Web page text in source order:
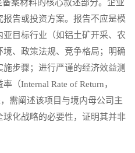
案材料的核心叙述部分。企业
告或投资方案。报告不应是模
目标行业（如铝土矿开采、农
、政策法规、竞争格局；明确
步骤；进行严谨的经济效益测
（Internal Rate of Return，
需阐述该项目与境内母公司主
化战略的必要性，证明其并非